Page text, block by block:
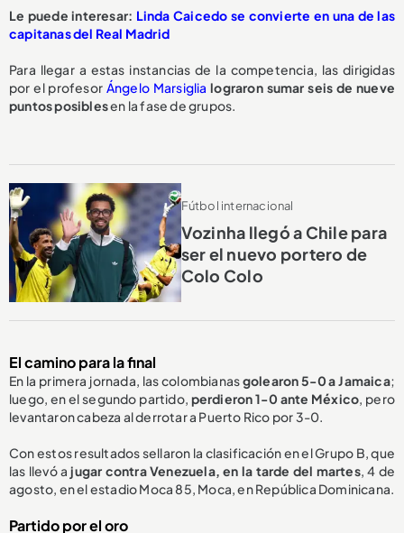
Le puede interesar: Linda Caicedo se convierte en una de las
capitanas del Real Madrid
Para llegar a estas instancias de la competencia, las dirigidas
por el profesor Ángelo Marsiglia lograron sumar seis de nueve
puntos posiblesen la fase de grupos.
Fútbol internacional
Vozinha llegó a Chile para
ser el nuevo portero de
Colo Colo
El camino para la final
En la primera jornada, las colombianasgolearon 5-0 a Jamaica;
luego, en el segundo partido, perdieron 1-0 ante México, pero
levantaron cabeza al derrotar a Puerto Rico por 3-0.
Con estos resultados sellaron la clasificación en el Grupo B, que
las llevó ajugar contra Venezuela, en la tarde del martes, 4 de
agosto, en el estadio Moca 85, Moca, en República Dominicana.
Partido por el oro